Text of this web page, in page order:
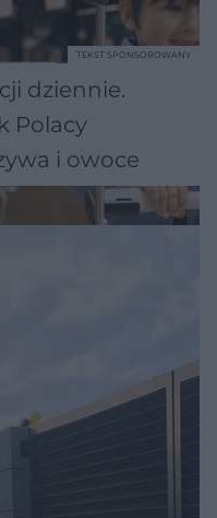
dziennie.
Polacy
i owoce
TEKST SPONSOROWANY